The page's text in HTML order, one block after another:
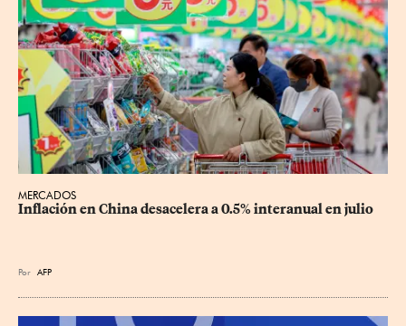
MERCADOS
Inflación en China desacelera a 0.5% interanual en julio
Por AFP